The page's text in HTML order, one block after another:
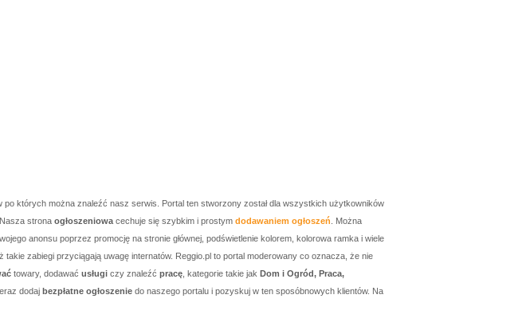
po których można znaleźć nasz serwis. Portal ten stworzony został dla wszystkich użytkowników
strona ogłoszeniowa cechuje się szybkim i prostym dodawaniem ogłoszeń . Można
anonsu poprzez promocję na stronie głównej, podświetlenie kolorem, kolorowa ramka i wiele
takie zabiegi przyciągają uwagę internatów. Reggio.pl to portal moderowany co oznacza, że nie
towary, dodawać usługi czy znaleźć pracę , kategorie takie jak Dom i Ogród, Praca,
dodaj bezpłatne ogłoszenie do naszego portalu i pozyskuj w ten sposóbnowych klientów. Na